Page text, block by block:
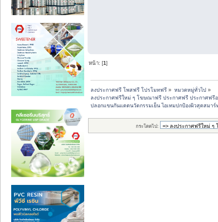
หน้า: [1]
ลงประกาศฟรี โพสฟรี โปรโมทฟรี » หมวดหมู่ทั่วไป »
ลงประกาศฟรีใหม่ ๆ โฆษณาฟรี ประกาศฟรี ประกาศฟ
ปลอกแขนกันแดดนวัตกรรมเย็น ไอเทมปกป้องผิวสุดสมาร์
กระโดดไป: